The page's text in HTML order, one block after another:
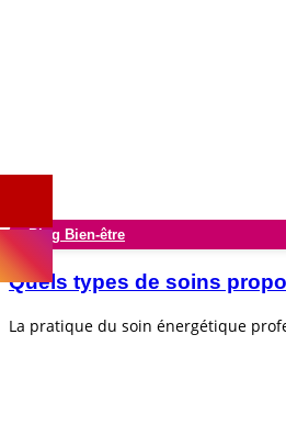
Blog Bien-être
Quels types de soins
La pratique du soin énergétique